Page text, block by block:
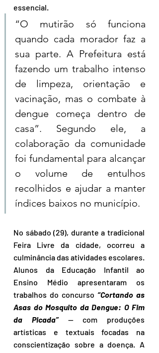
essencial.
“O mutirão só funciona
quando cada morador faz a
sua parte. A Prefeitura está
fazendo um trabalho intenso
de limpeza, orientação e
vacinação, mas o combate à
dengue começa dentro de
casa”. Segundo ele, a
colaboração da comunidade
foi fundamental para alcançar
o volume de entulhos
recolhidos e ajudar a manter
índices baixos no município.
No sábado (29), durante a tradicional
Feira Livre da cidade, ocorreu a
culminância das atividades escolares.
Alunos da Educação Infantil ao
Ensino Médio apresentaram os
trabalhos do concurso “Cortando as
Asas do Mosquito da Dengue: O Fim
da Picada” — com produções
artísticas e textuais focadas na
conscientização sobre a doença. A